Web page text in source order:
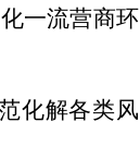
一流营商环
化解各类风